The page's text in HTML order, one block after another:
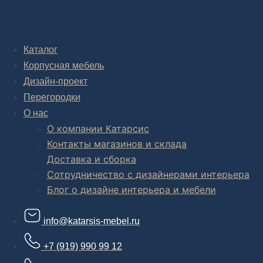
Каталог
Корпусная мебель
Дизайн-проект
Перегородки
О нас
О компании Катарсис
Контакты магазинов и склада
Доставка и сборка
Сотрудничество с дизайнерами интерьера
Блог о дизайне интерьера и мебели
info@katarsis-mebel.ru
+7 (919) 990 99 12